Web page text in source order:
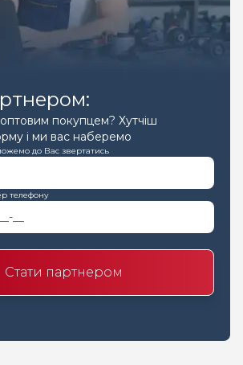
покупцем? Хутчіш
і ми вас наберемо
до Вас звертатись
телефону
Стати партнером